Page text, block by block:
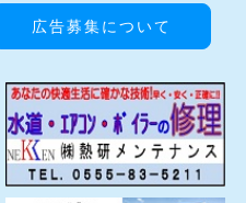
広告募集について